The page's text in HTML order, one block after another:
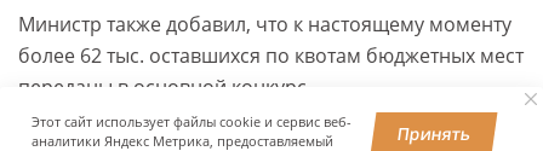
Министр также добавил, что к настоящему моменту
более 62 тыс. оставшихся по квотам бюджетных мест
переданы в основной конкурс.
Этот сайт использует файлы cookie и сервис веб-
аналитики Яндекс Метрика, предоставляемый
Принять